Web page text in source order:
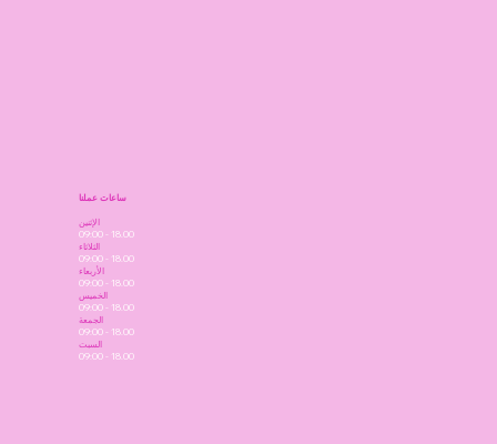
ساعات عملنا
الإثنين
09:00 - 18.00
الثلاثاء
09:00 - 18.00
الأربعاء
09:00 - 18.00
الخميس
09:00 - 18.00
الجمعة
09:00 - 18.00
السبت
09:00 - 18.00